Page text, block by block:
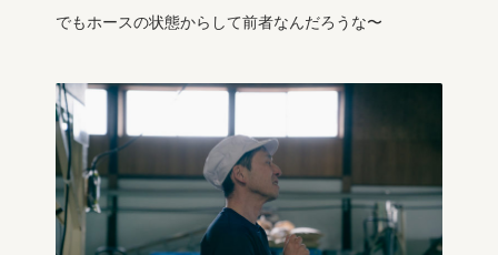
でもホースの状態からして前者なんだろうな〜